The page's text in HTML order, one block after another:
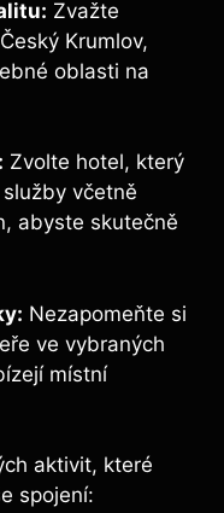
Zvažte
Krumlov,
oblasti na
Zvolte hotel, který
včetně
abyste skutečně
Nezapomeňte si
ve vybraných
místní
aktivit, které
spojení: